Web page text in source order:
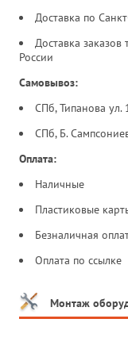
Доставка по
Доставка
России
Самовывоз:
СПб, Типанова ул.
СПб, Б.
Оплата:
Наличные
Пластиковые
Безналичная
Оплата по ссылке
Монтаж